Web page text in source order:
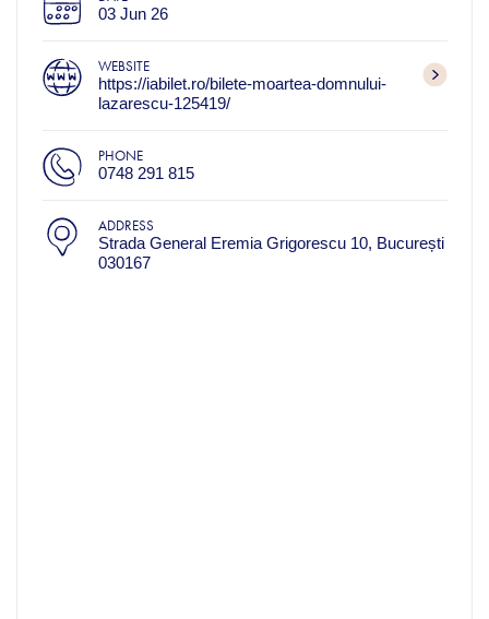
03 Jun 26
WEBSITE
https://iabilet.ro/bilete-moartea-domnului-
lazarescu-125419/
PHONE
0748 291 815
ADDRESS
Strada General Eremia Grigorescu 10, București
030167